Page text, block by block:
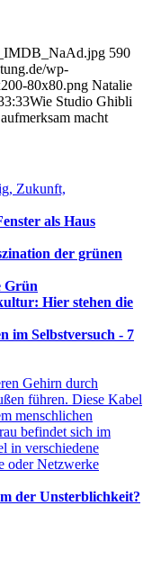
590
wp-
80x80.png Natalie
Wie Studio Ghibli
macht
als Haus
der grünen
Grün
Hier stehen die
im Selbstversuch - 7
der Unsterblichkeit?